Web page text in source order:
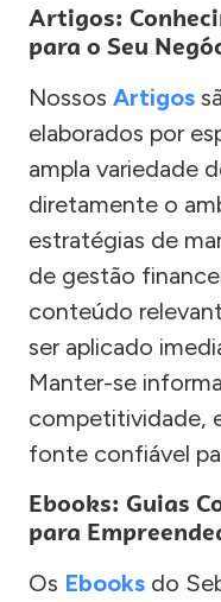
Artigos:
para o Seu
Nossos Artigos
elaborados por
ampla variedade
diretamente o
estratégias de
de gestão
conteúdo
ser aplicado
Manter-se
competitividade,
fonte confiável
Ebooks: Guias
para
Os Ebooks do